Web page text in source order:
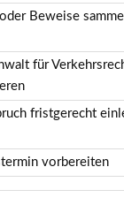
Beweise
für
fristgerecht
vorbereiten